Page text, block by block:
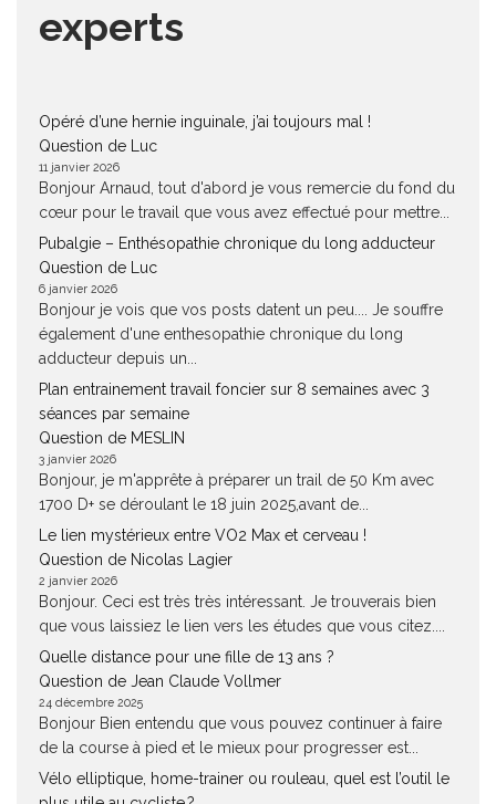
experts
Opéré d’une hernie inguinale, j’ai toujours mal !
Question de Luc
11 janvier 2026
Bonjour Arnaud, tout d'abord je vous remercie du fond du
cœur pour le travail que vous avez effectué pour mettre...
Pubalgie – Enthésopathie chronique du long adducteur
Question de Luc
6 janvier 2026
Bonjour je vois que vos posts datent un peu.... Je souffre
également d'une enthesopathie chronique du long
adducteur depuis un...
Plan entrainement travail foncier sur 8 semaines avec 3
séances par semaine
Question de MESLIN
3 janvier 2026
Bonjour, je m'apprête à préparer un trail de 50 Km avec
1700 D+ se déroulant le 18 juin 2025,avant de...
Le lien mystérieux entre VO2 Max et cerveau !
Question de Nicolas Lagier
2 janvier 2026
Bonjour. Ceci est très très intéressant. Je trouverais bien
que vous laissiez le lien vers les études que vous citez....
Quelle distance pour une fille de 13 ans ?
Question de Jean Claude Vollmer
24 décembre 2025
Bonjour Bien entendu que vous pouvez continuer à faire
de la course à pied et le mieux pour progresser est...
Vélo elliptique, home-trainer ou rouleau, quel est l’outil le